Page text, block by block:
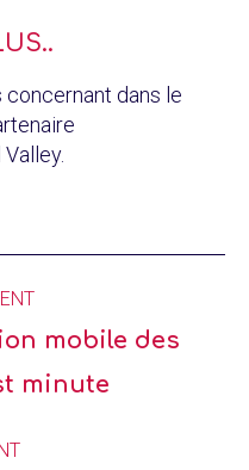
dans le
mobile des
minute